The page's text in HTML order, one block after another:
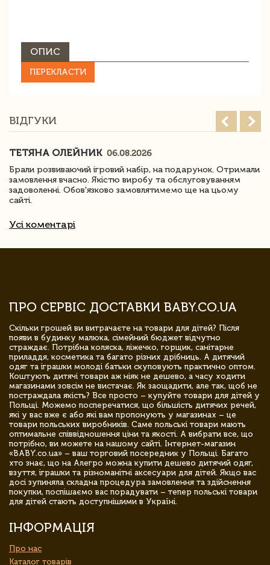
ОПИС
ПЕРЕКЛАСТИ
ВІДГУКИ
ТЕТЯНА ОЛЕЙНИК 06.08.2026
Брали розвиваючий ігровий набір, на подарунок. Отримали
замовлення вчасно. Якістю виробу та обслуговуванням
задоволенні. Обов'язково замовлятимемо ще на цьому
сайті.
Усі коментарі
ПРО СЕРВІС ДОСТАВКИ BABY.CO.UA
Скільки грошей ви витрачаєте на товари для дітей? Після
появи в будинку малюка, сімейний бюджет відчутно
страждає. Потрібна коляска, ліжечко, горщик, санітарне
приладдя, косметика та багато різних дрібниць. А дитячий
одяг та іграшки молоді батьки скуповують практично оптом.
Коштують дитячі товари аж ніяк не дешево, а часу ходити
магазинами зовсім не вистачає. Як заощадити, але так, щоб не
постраждала якість? Все просто – купуйте товари для дітей у
Польщі. Можемо посперечатися, що більшість дитячих речей,
які у вас вже є або які вам пропонують у магазинах – це
товари польських виробників. Саме польські товари мають
оптимальне співвідношення ціни та якості. А вибрати все, що
потрібно, ви можете на нашому сайті. Інтернет-магазин
«BABY.co.ua» – ваш торговий посередник у Польщі. Багато
хто знає, що на Алегро можна купити дешево дитячий одяг,
взуття, іграшки та різноманітні аксесуари для дітей. Якщо вас
досі зупиняла складна процедура замовлення та здійснення
покупки, поспішаємо вас порадувати – тепер польські товари
для дітей стають доступнішими в Україні.
ІНФОРМАЦІЯ
Про нас
Каталог товарів